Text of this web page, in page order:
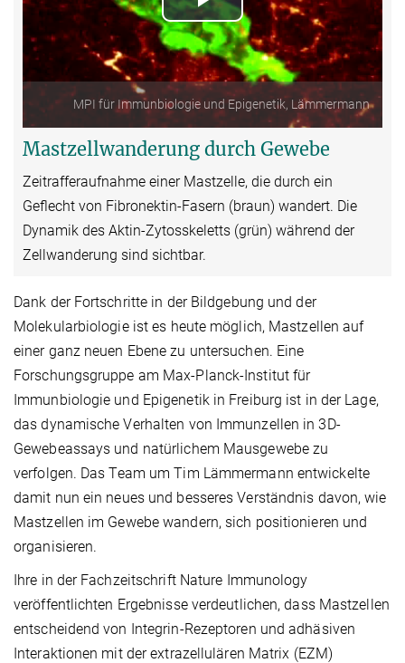
Play
Video
MPI für Immunbiologie und Epigenetik, Lämmermann
Mastzellwanderung durch Gewebe
Zeitrafferaufnahme einer Mastzelle, die durch ein
Geflecht von Fibronektin-Fasern (braun) wandert. Die
Dynamik des Aktin-Zytosskeletts (grün) während der
Zellwanderung sind sichtbar.
Dank der Fortschritte in der Bildgebung und der
Molekularbiologie ist es heute möglich, Mastzellen auf
einer ganz neuen Ebene zu untersuchen. Eine
Forschungsgruppe am Max-Planck-Institut für
Immunbiologie und Epigenetik in Freiburg ist in der Lage,
das dynamische Verhalten von Immunzellen in 3D-
Gewebeassays und natürlichem Mausgewebe zu
verfolgen. Das Team um Tim Lämmermann entwickelte
damit nun ein neues und besseres Verständnis davon, wie
Mastzellen im Gewebe wandern, sich positionieren und
organisieren.
Ihre in der Fachzeitschrift Nature Immunology
veröffentlichten Ergebnisse verdeutlichen, dass Mastzellen
entscheidend von Integrin-Rezeptoren und adhäsiven
Interaktionen mit der extrazellulären Matrix (EZM)